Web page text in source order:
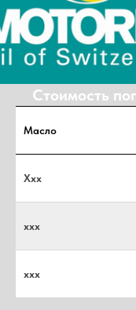
Стоимость
Масло
Ххх
xxx
xxx